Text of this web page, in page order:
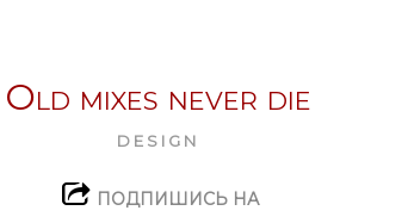
Old mixes never die
DESIGN
ПОДПИШИСЬ НА